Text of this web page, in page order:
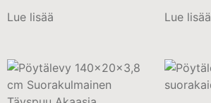
Lue lisää Lue lisää